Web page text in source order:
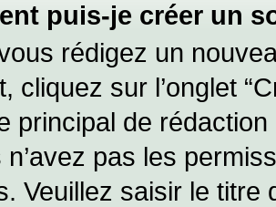
puis-je créer un
rédigez un
cliquez sur l’onglet
principal de
n’avez pas les
Veuillez saisir le